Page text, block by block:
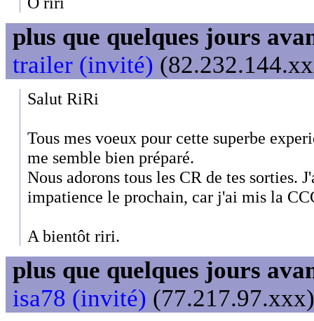
plus que quelques jours
trailer (invité)
Salut RiRi
Tous mes voeux pour cette superbe
me semble bien préparé.
Nous adorons tous les CR de tes sorties.
impatience le prochain, car j'ai mis la
A bientôt riri.
plus que quelques jours
isa78 (invité)